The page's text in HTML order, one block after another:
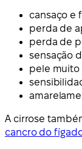
cansaço e
perda de
perda de
sensação
pele muito
A cirrose
cancro do